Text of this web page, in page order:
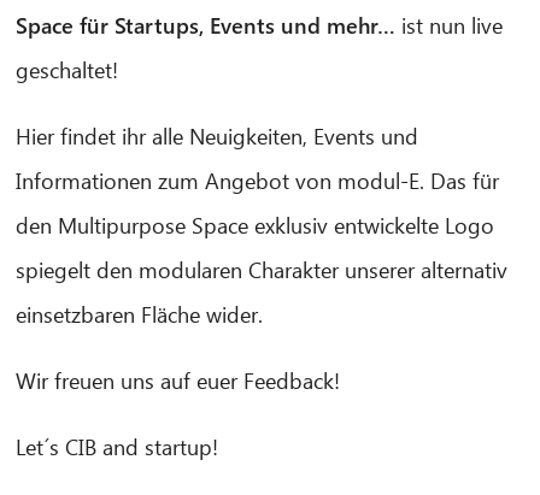
Space für Startups, Events und mehr… ist nun live
geschaltet!
Hier findet ihr alle Neuigkeiten, Events und
Informationen zum Angebot von modul-E. Das für
den Multipurpose Space exklusiv entwickelte Logo
spiegelt den modularen Charakter unserer alternativ
einsetzbaren Fläche wider.
Wir freuen uns auf euer Feedback!
Let´s CIB and startup!
CIB AI ChatBot